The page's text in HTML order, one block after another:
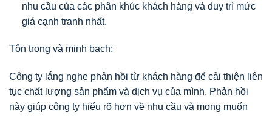
nhu cầu của các phân khúc khách hàng và duy trì mức
giá cạnh tranh nhất.
Tôn trọng và minh bạch:
Công ty lắng nghe phản hồi từ khách hàng để cải thiện liên
tục chất lượng sản phẩm và dịch vụ của mình. Phản hồi
này giúp công ty hiểu rõ hơn về nhu cầu và mong muốn